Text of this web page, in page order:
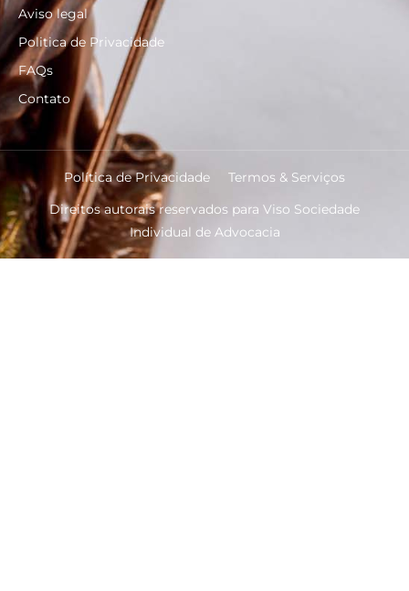
Aviso legal
Politica de Privacidade
FAQs
Contato
Direitos autorais reservados para Viso Sociedade
Individual de Advocacia
Política de Privacidade Termos & Serviços